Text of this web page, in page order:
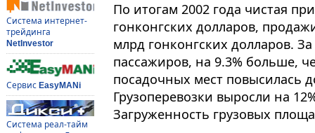
Система интернет-
трейдинга
NetInvestor
Сервис EasyMANi
Система реал-тайм
По итогам 2002 года чистая
гонконгских долларов,
млрд гонконгских долларов.
пассажиров, на 9.3% больше,
посадочных мест повысилась
Грузоперевозки выросли на
Загруженность грузовых